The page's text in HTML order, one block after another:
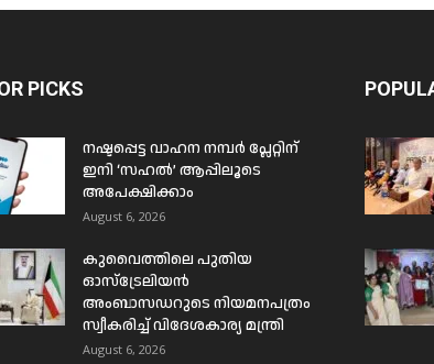
PICKS
നഷ്ടപ്പെട്ട വാഹന നമ്പർ പ്ലേറ്റിന്
ഇനി ‘സഹൽ’ ആപ്പിലൂടെ
അപേക്ഷിക്കാം
August 6, 2026
കുവൈത്തിലെ പുതിയ
ഓസ്ട്രേലിയൻ
അംബാസഡറുടെ നിയമനപത്രം
സ്വീകരിച്ച് വിദേശകാര്യ മന്ത്രി
August 6, 2026